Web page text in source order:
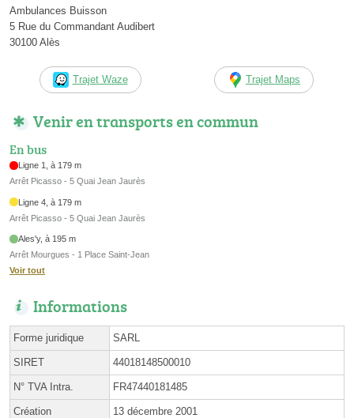
Ambulances Buisson
5 Rue du Commandant Audibert
30100 Alès
Trajet Waze Trajet Maps
Venir en transports en commun
En bus
Ligne 1, à 179 m
Arrêt Picasso - 5 Quai Jean Jaurès
Ligne 4, à 179 m
Arrêt Picasso - 5 Quai Jean Jaurès
Ales'y, à 195 m
Arrêt Mourgues - 1 Place Saint-Jean
Voir tout
Informations
Forme juridique SARL
SIRET 44018148500010
N° TVA Intra. FR47440181485
Création 13 décembre 2001